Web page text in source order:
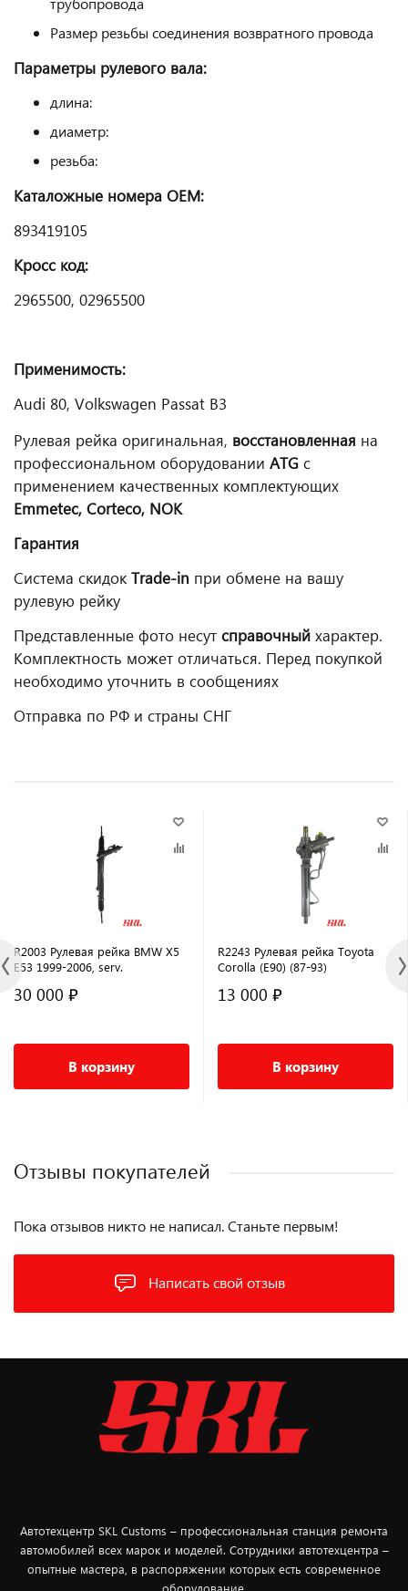
Размер резьбы соединения возвратного провода
Параметры рулевого вала:
длина:
диаметр:
резьба:
Каталожные номера OEM:
893419105
Кросс код:
2965500, 02965500
Применимость:
Audi 80, Volkswagen Passat B3
Рулевая рейка оригинальная, восстановленная на
профессиональном оборудовании ATG с
применением качественных комплектующих
Emmetec, Corteco, NOK
Гарантия
Система скидокTrade-in при обмене на вашу
рулевую рейку
Представленные фото несут справочный характер.
Комплектность может отличаться. Перед покупкой
необходимо уточнить в сообщениях
Отправка по РФ и страны СНГ
R2003 Рулевая рейка BMW X5
E53 1999-2006, serv.
30 000 ₽
В корзину
R2243 Рулевая рейка Toyota
Corolla (E90) (87-93)
13 000 ₽
В корзину
Отзывы покупателей
Написать свой отзыв
Пока отзывов никто не написал. Станьте первым!
Автотехцентр SKL Customs – профессиональная станция ремонта
автомобилей всех марок и моделей. Сотрудники автотехцентра –
опытные мастера, в распоряжении которых есть современное
оборудование.